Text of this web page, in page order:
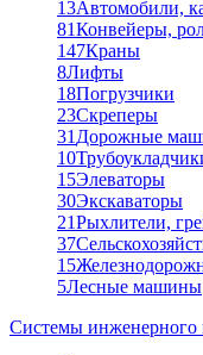
13Автомобили,
81Конвейеры,
147Краны
8Лифты
18Погрузчики
23Скреперы
31 Дорожные
10
15Элеваторы
30Экскаваторы
21Рыхлители,
37
15
5Лесные машины
Системы инженерного